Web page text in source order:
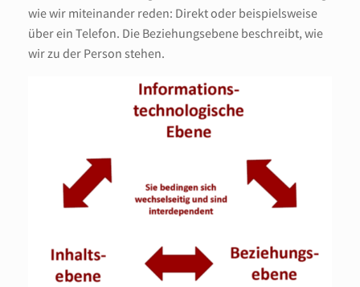
wie wir miteinander reden: Direkt oder beispielsweise
über ein Telefon. Die Beziehungsebene beschreibt, wie
wir zu der Person stehen.